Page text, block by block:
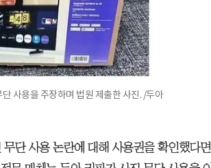
사용을 주장하며 법원 제출한 사진. /두아
단 사용 논란에 대해 사용권을 확인했다면